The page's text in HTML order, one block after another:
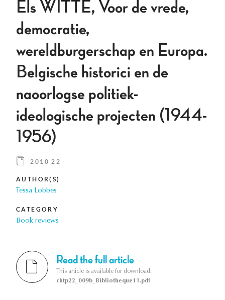
Els WITTE, Voor de vrede,
democratie,
wereldburgerschap en Europa.
Belgische historici en de
naoorlogse politiek-
ideologische projecten (1944-
1956)
2010 22
AUTHOR(S)
Tessa Lobbes
CATEGORY
Book reviews
Read the full article
This article is available for download:
chtp22_009b_Bibliotheque11.pdf